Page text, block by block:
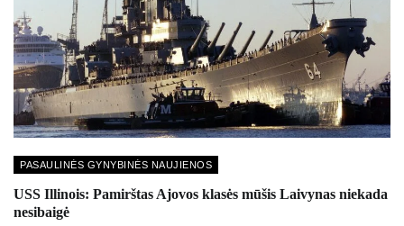
PASAULINĖS GYNYBINĖS NAUJIENOS
USS Illinois: Pamirštas Ajovos klasės mūšis Laivynas niekada
nesibaigė